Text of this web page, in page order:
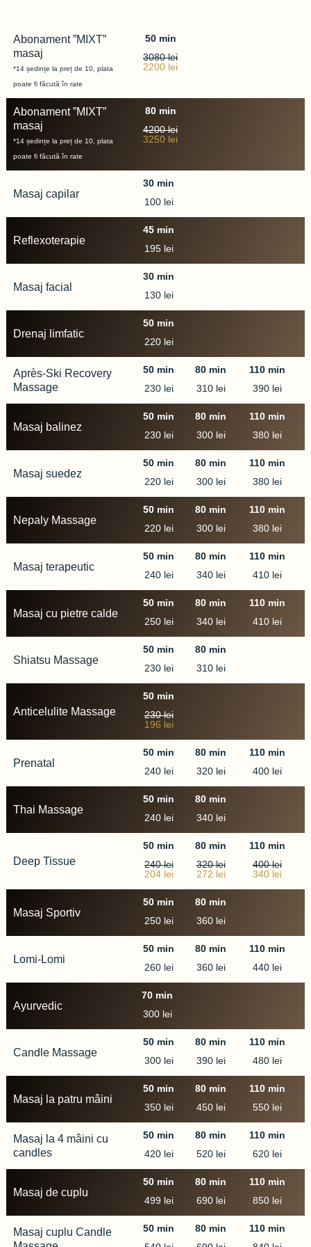
Abonament ”MIXT”
masaj
*14 ședințe la preț de 10, plata
poate fi făcută în rate
50 min
3080 lei
2200 lei
Abonament ”MIXT”
masaj
*14 ședințe la preț de 10, plata
poate fi făcută în rate
80 min
4200 lei
3250 lei
Masaj capilar
30 min
100 lei
Reflexoterapie
45 min
195 lei
Masaj facial
30 min
130 lei
Drenaj limfatic
50 min
220 lei
Après-Ski Recovery
Massage
50 min 80 min
110 min
230 lei
310 lei 390 lei
Masaj balinez
50 min 80 min
110 min
230 lei
300 lei 380 lei
Masaj suedez
50 min 80 min
110 min
220 lei
300 lei 380 lei
Nepaly Massage
50 min 80 min
110 min
220 lei
300 lei 380 lei
Masaj terapeutic​
50 min 80 min
110 min
240 lei
340 lei 410 lei
Masaj cu pietre calde
50 min 80 min
110 min
250 lei
340 lei 410 lei
Shiatsu Massage
50 min 80 min
230 lei
310 lei
Anticelulite Massage
50 min
230 lei
196 lei
Prenatal
50 min 80 min
110 min
240 lei
320 lei 400 lei
Thai Massage​
50 min 80 min
240 lei
340 lei
Deep Tissue
50 min 80 min
110 min
240 lei
204 lei
320 lei
272 lei
400 lei
340 lei
Masaj Sportiv
50 min 80 min
250 lei
360 lei
Lomi-Lomi
50 min 80 min
110 min
260 lei
360 lei 440 lei
Ayurvedic
70 min
300 lei
Candle Massage
50 min 80 min
110 min
300 lei
390 lei 480 lei
Masaj la patru mâini
50 min 80 min
110 min
350 lei
450 lei 550 lei
Masaj la 4 mâini cu
candles
50 min 80 min
110 min
420 lei
520 lei 620 lei
Masaj de cuplu
50 min 80 min
110 min
499 lei
690 lei 850 lei
Masaj cuplu Candle
50 min 80 min
110 min